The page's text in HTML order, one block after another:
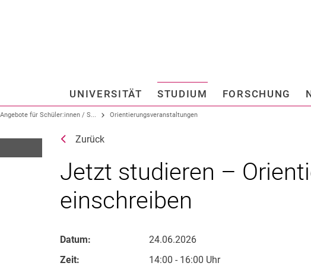
Springe direkt zu:
UNIVERSITÄT STUDIUM FORSCHUNG
Angebote für Schüler:innen / S... Orientierungsveranstaltungen
Zurück
Jetzt studieren –
einschreiben
Datum:
24.06.2026
Zeit:
14:00 - 16:00 Uhr